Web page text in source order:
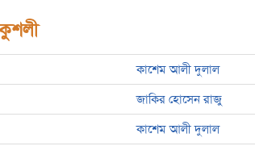
কাশেম আলী দুলাল
জাকির হোসেন রাজু
কাশেম আলী দুলাল